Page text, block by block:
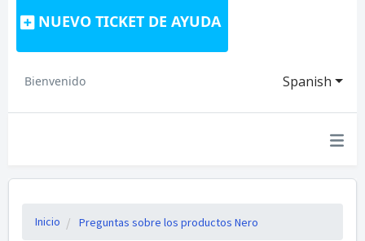
NUEVO TICKET DE AYUDA
Spanish
Bienvenido
Inicio Preguntas sobre los productos Nero